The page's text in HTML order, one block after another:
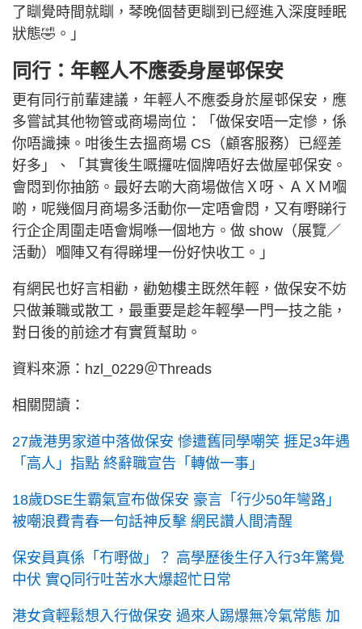
了瞓覺時間就瞓，琴晚個替更瞓到已經進入深度睡眠
狀態🤣。」
同行：年輕人不應委身屋邨保安
更有同行前輩建議，年輕人不應委身於屋邨保安，應
多嘗試其他物管或商場崗位：「做保安唔一定慘，係
你唔識揀。咁後生去搵商場 CS（顧客服務）已經差
好多」、「其實後生嘅攞咗個牌唔好去做屋邨保安。
會悶到你抽筋。最好去啲大商場做信Ｘ呀、ＡＸＭ嗰
啲，呢幾個月商場多活動你一定唔會悶，又有嘢睇行
行企企周圍走唔會焗喺一個地方。做 show（展覽／
活動）嗰陣又有得睇埋一份好快收工。」
有網民也好言相勸，勸勉樓主既然年輕，做保安不妨
只做兼職或散工，最重要是趁年輕學一門一技之能，
對日後的前途才有實質幫助。
資料來源：hzl_0229＠Threads
相關閱讀：
27歲港男家道中落做保安 慘遭舊同學嘲笑 捱足3年遇
「高人」指點 終辭職宣告「轉做一事」
18歲DSE生霸氣宣布做保安 豪言「行少50年彎路」
被嘲浪費青春一句話神反擊 網民讚人間清醒
保安員真係「冇嘢做」？ 高學歷後生仔入行3年驚覺
中伏 實Q同行吐苦水大爆超忙日常
港女貪輕鬆想入行做保安 過來人踢爆無冷氣常態 加